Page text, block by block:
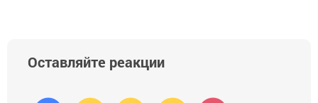
Оставляйте реакции